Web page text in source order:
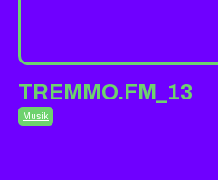
TREMMO.FM_13
Musik